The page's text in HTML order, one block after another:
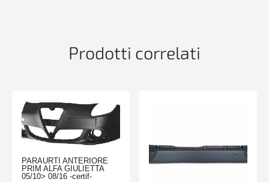
Prodotti correlati
PARAURTI ANTERIORE
PRIM ALFA GIULIETTA
05/10> 08/16 -certif-